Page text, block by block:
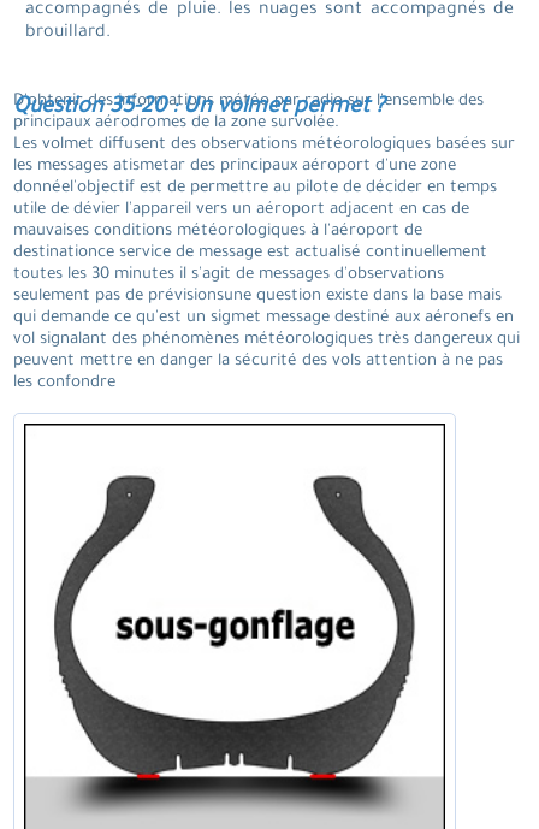
accompagnés de pluie. les nuages sont accompagnés de
brouillard.
Question 35-20 : Un volmet permet ?
D'obtenir des informations météo par radio sur l'ensemble des
principaux aérodromes de la zone survolée.
Les volmet diffusent des observations météorologiques basées sur
les messages atismetar des principaux aéroport d'une zone
donnéel'objectif est de permettre au pilote de décider en temps
utile de dévier l'appareil vers un aéroport adjacent en cas de
mauvaises conditions météorologiques à l'aéroport de
destinationce service de message est actualisé continuellement
toutes les 30 minutes il s'agit de messages d'observations
seulement pas de prévisionsune question existe dans la base mais
qui demande ce qu'est un sigmet message destiné aux aéronefs en
vol signalant des phénomènes météorologiques très dangereux qui
peuvent mettre en danger la sécurité des vols attention à ne pas
les confondre